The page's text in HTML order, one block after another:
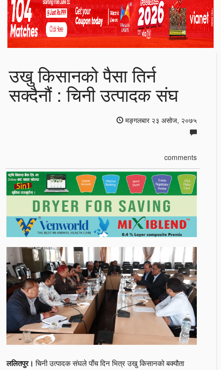
उखु किसानको पैसा तिर्न
सक्दैनौं : चिनी उत्पादक संघ
मङ्गलबार २३ असोज, २०७५
comments
ललितपुर। चिनी उत्पादक संघले पाँच दिन भित्र उखु किसानको बक्यौता